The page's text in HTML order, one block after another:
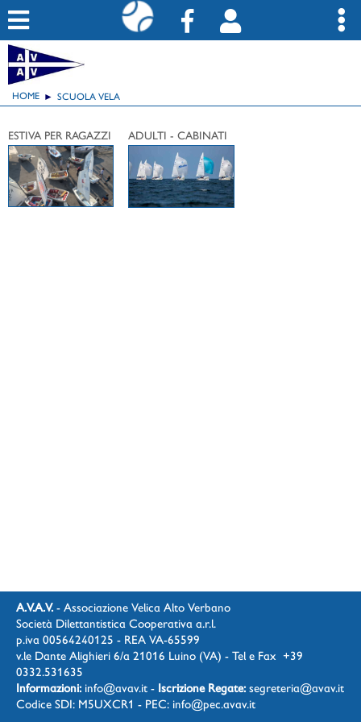
HOME SCUOLA VELA
ESTIVA PER RAGAZZI ADULTI - CABINATI
A.V.A.V. - Associazione Velica Alto Verbano
Società Dilettantistica Cooperativa a.r.l.
p.iva 00564240125 - REA VA-65599
v.le Dante Alighieri 6/a 21016 Luino (VA) - Tel e Fax +39
0332.531635
Informazioni: info@avav.it - Iscrizione Regate: segreteria@avav.it
Codice SDI: M5UXCR1 - PEC: info@pec.avav.it